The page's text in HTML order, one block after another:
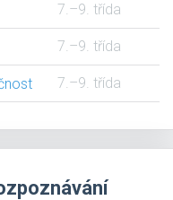
7.–9. třída
7.–9. třída
7.–9. třída